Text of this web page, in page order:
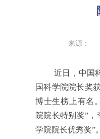
来源：
近日，中国
国科学院院长奖
博士生榜上有名
院院长特别奖”
学院院长优秀奖”。